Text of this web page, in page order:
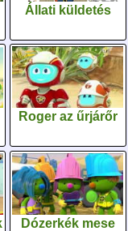
Állati küldetés
Roger az űrjárőr
Dózerkék mese